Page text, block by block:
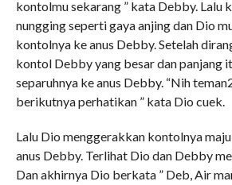
kontolmu sekarang ” kata Debby. Lalu
nungging seperti gaya anjing dan Dio
kontolnya ke anus Debby. Setelah
kontol Debby yang besar dan panjang
separuhnya ke anus Debby. “Nih
berikutnya perhatikan ” kata Dio cuek.
Lalu Dio menggerakkan kontolnya
anus Debby. Terlihat Dio dan Debby
Dan akhirnya Dio berkata ” Deb, Air